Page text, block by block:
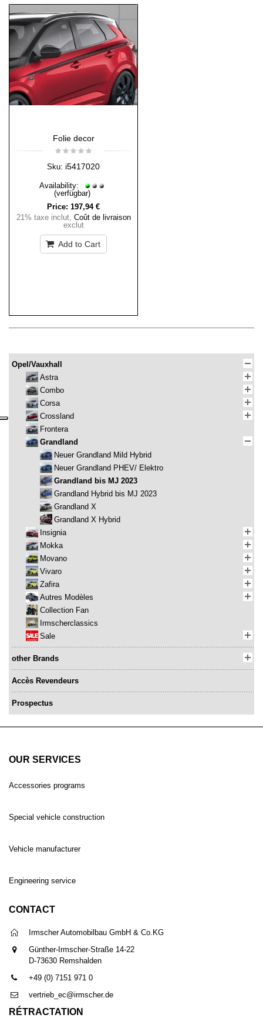
Folie decor
Sku: i5417020
Availability:
(verfügbar)
Price: 197,94 €
21% taxe inclut, Coût de livraison
exclut
Add to Cart
Opel/Vauxhall
Astra
Combo
Corsa
Crossland
Frontera
Grandland
Neuer Grandland Mild Hybrid
Neuer Grandland PHEV/ Elektro
Grandland bis MJ 2023
Grandland Hybrid bis MJ 2023
Grandland X
Grandland X Hybrid
Insignia
Mokka
Movano
Vivaro
Zafira
Autres Modèles
Collection Fan
Irmscherclassics
Sale
other Brands
Accès Revendeurs
Prospectus
OUR SERVICES
Accessories programs
Special vehicle construction
Vehicle manufacturer
Engineering service
CONTACT
Irmscher Automobilbau GmbH & Co.KG
Günther-Irmscher-Straße 14-22
D-73630 Remshalden
+49 (0) 7151 971 0
vertrieb_ec@irmscher.de
RÉTRACTATION